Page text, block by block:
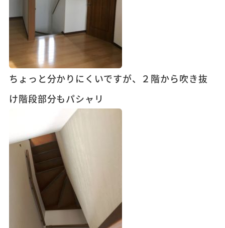
ちょっと分かりにくいですが、２階から吹き抜
け階段部分もパシャリ